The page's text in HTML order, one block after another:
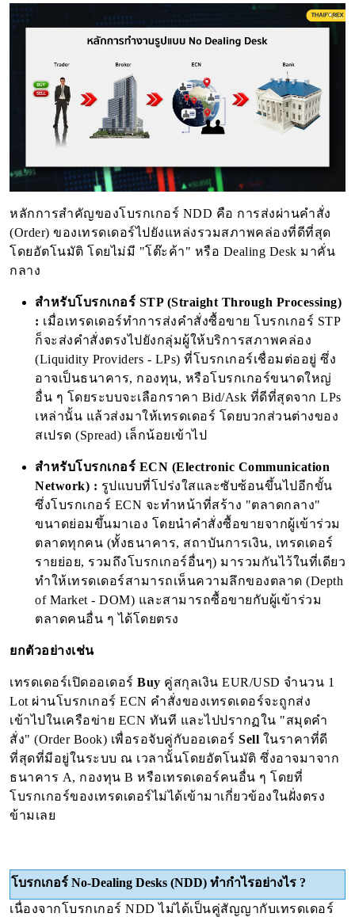
หลักการสำคัญของโบรกเกอร์ NDD คือ การส่งผ่านคำสั่ง
(Order) ของเทรดเดอร์ไปยังแหล่งรวมสภาพคล่องที่ดีที่สุด
โดยอัตโนมัติ โดยไม่มี "โต๊ะค้า" หรือ Dealing Desk มาคั่น
กลาง
สำหรับโบรกเกอร์ STP (Straight Through Processing)
: เมื่อเทรดเดอร์ทำการส่งคำสั่งซื้อขาย โบรกเกอร์ STP
ก็จะส่งคำสั่งตรงไปยังกลุ่มผู้ให้บริการสภาพคล่อง
(Liquidity Providers - LPs) ที่โบรกเกอร์เชื่อมต่ออยู่ ซึ่ง
อาจเป็นธนาคาร, กองทุน, หรือโบรกเกอร์ขนาดใหญ่
อื่น ๆ โดยระบบจะเลือกราคา Bid/Ask ที่ดีที่สุดจาก LPs
เหล่านั้น แล้วส่งมาให้เทรดเดอร์ โดยบวกส่วนต่างของ
สเปรด (Spread) เล็กน้อยเข้าไป
สำหรับโบรกเกอร์ ECN (Electronic Communication
Network) : รูปแบบที่โปร่งใสและซับซ้อนขึ้นไปอีกขั้น
ซึ่งโบรกเกอร์ ECN จะทำหน้าที่สร้าง "ตลาดกลาง"
ขนาดย่อมขึ้นมาเอง โดยนำคำสั่งซื้อขายจากผู้เข้าร่วม
ตลาดทุกคน (ทั้งธนาคาร, สถาบันการเงิน, เทรดเดอร์
รายย่อย, รวมถึงโบรกเกอร์อื่นๆ) มารวมกันไว้ในที่เดียว
ทำให้เทรดเดอร์สามารถเห็นความลึกของตลาด (Depth
of Market - DOM) และสามารถซื้อขายกับผู้เข้าร่วม
ตลาดคนอื่น ๆ ได้โดยตรง
ยกตัวอย่างเช่น
เทรดเดอร์เปิดออเดอร์ Buy คู่สกุลเงิน EUR/USD จำนวน 1
Lot ผ่านโบรกเกอร์ ECN คำสั่งของเทรดเดอร์จะถูกส่ง
เข้าไปในเครือข่าย ECN ทันที และไปปรากฏใน "สมุดคำ
สั่ง" (Order Book) เพื่อรอจับคู่กับออเดอร์ Sell ในราคาที่ดี
ที่สุดที่มีอยู่ในระบบ ณ เวลานั้นโดยอัตโนมัติ ซึ่งอาจมาจาก
ธนาคาร A, กองทุน B หรือเทรดเดอร์คนอื่น ๆ โดยที่
โบรกเกอร์ของเทรดเดอร์ไม่ได้เข้ามาเกี่ยวข้องในฝั่งตรง
ข้ามเลย
โบรกเกอร์ No-Dealing Desks (NDD) ทำกำไรอย่างไร ?
เนื่องจากโบรกเกอร์ NDD ไม่ได้เป็นคู่สัญญากับเทรดเดอร์